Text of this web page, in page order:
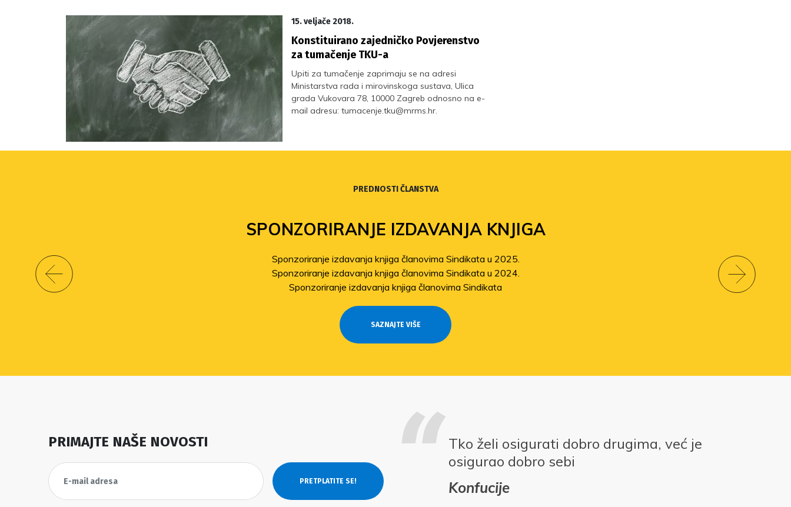
15. veljače 2018.
Konstituirano zajedničko Povjerenstvo
za tumačenje TKU-a
Upiti za tumačenje zaprimaju se na adresi
Ministarstva rada i mirovinskoga sustava, Ulica
grada Vukovara 78, 10000 Zagreb odnosno na e-
mail adresu: tumacenje.tku@mrms.hr.
PREDNOSTI ČLANSTVA
SPONZORIRANJE IZDAVANJA KNJIGA
Sponzoriranje izdavanja knjiga članovima Sindikata u 2025.
Sponzoriranje izdavanja knjiga članovima Sindikata u 2024.
Sponzoriranje izdavanja knjiga članovima Sindikata
SAZNAJTE VIŠE
PRIMAJTE NAŠE NOVOSTI
Tko želi osigurati dobro drugima, već je
osigurao dobro sebi
Konfucije